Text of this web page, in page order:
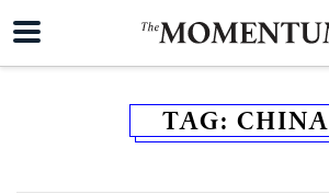
TAG: CHINA